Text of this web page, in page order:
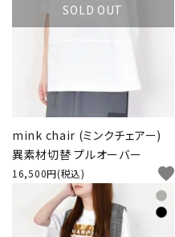
SOLD OUT
mink chair (ミンクチェアー)
異素材切替 プルオーバー
16,500円(税込) favorite